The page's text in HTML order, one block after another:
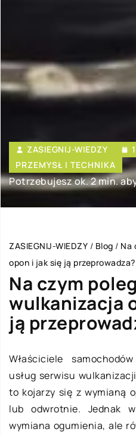
ZASIEGNIJ-WIEDZY
PRZEMYSŁ I TECHNIKA
Potrzebujesz ok. 2 min.
ZASIEGNIJ-WIEDZY / Blog / Na
opon i jak się ją przeprowadza?
Na czym
wulkanizacja
ją
Właściciele
usług serwisu
to kojarzy się z wymianą
lub odwrotnie. Jednak
wymiana ogumienia, ale